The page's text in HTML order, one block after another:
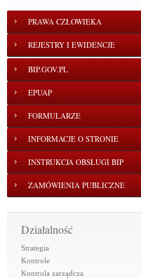
PRAWA CZŁOWIEKA
REJESTRY I EWIDENCJE
BIP.GOV.PL
EPUAP
FORMULARZE
INFORMACJE O STRONIE
INSTRUKCJA OBSŁUGI BIP
ZAMÓWIENIA PUBLICZNE
Działalność
Strategia
Kontrole
Kontrola zarządcza